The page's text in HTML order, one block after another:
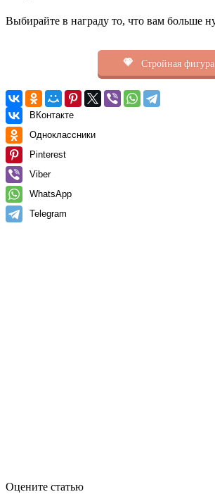
Выбирайте в награду то, что вам больше
Стройная фигура
ВКонтакте
Одноклассники
Pinterest
Viber
WhatsApp
Telegram
Оцените статью